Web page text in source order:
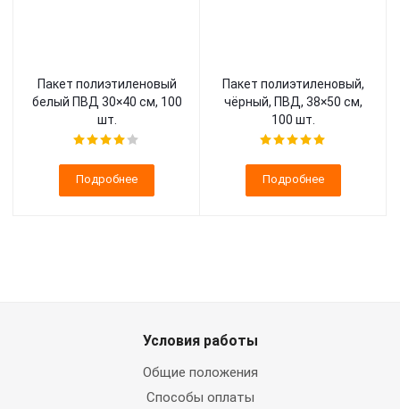
Пакет полиэтиленовый
белый ПВД 30×40 см, 100
шт.
Подробнее
Пакет полиэтиленовый,
чёрный, ПВД, 38×50 см,
100 шт.
Подробнее
Условия работы
Общие положения
Способы оплаты